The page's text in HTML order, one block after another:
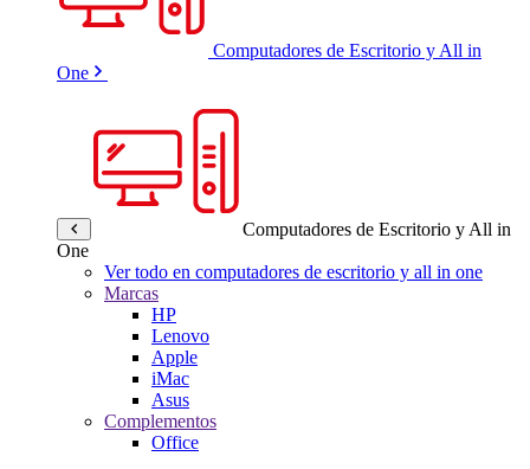
Computadores de Escritorio y All in
One
Computadores de Escritorio y All in
One
Ver todo en computadores de escritorio y all in one
Marcas
HP
Lenovo
Apple
iMac
Asus
Complementos
Office